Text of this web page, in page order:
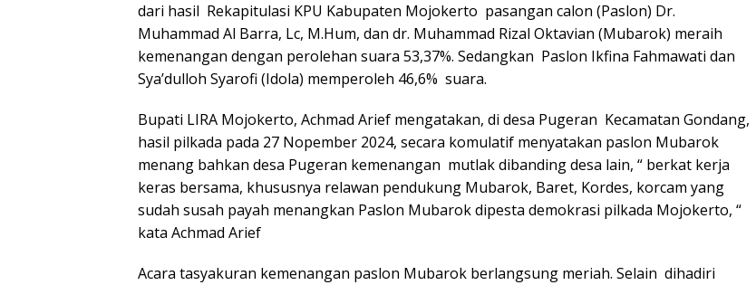
dari hasil Rekapitulasi KPU Kabupaten Mojokerto pasangan calon (Paslon) Dr.
Muhammad Al Barra, Lc, M.Hum, dan dr. Muhammad Rizal Oktavian (Mubarok) meraih
kemenangan dengan perolehan suara 53,37%. Sedangkan Paslon Ikfina Fahmawati dan
Sya’dulloh Syarofi (Idola) memperoleh 46,6% suara.
Bupati LIRA Mojokerto, Achmad Arief mengatakan, di desa Pugeran Kecamatan Gondang,
hasil pilkada pada 27 Nopember 2024, secara komulatif menyatakan paslon Mubarok
menang bahkan desa Pugeran kemenangan mutlak dibanding desa lain, “ berkat kerja
keras bersama, khususnya relawan pendukung Mubarok, Baret, Kordes, korcam yang
sudah susah payah menangkan Paslon Mubarok dipesta demokrasi pilkada Mojokerto, “
kata Achmad Arief
Acara tasyakuran kemenangan paslon Mubarok berlangsung meriah. Selain dihadiri